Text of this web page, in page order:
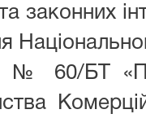
законних
№ 60/БТ